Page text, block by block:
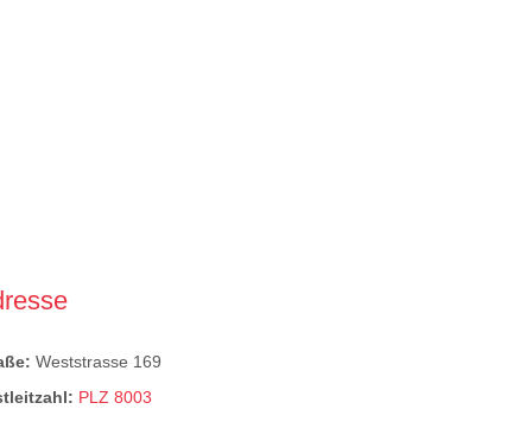
Weststrasse 169
PLZ 8003